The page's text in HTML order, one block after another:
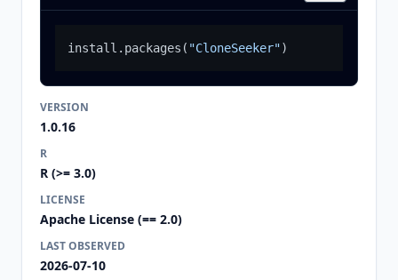
install.packages ( "CloneSeeker")
VERSION
1.0.16
R
R (>= 3.0)
LICENSE
Apache License (== 2.0)
LAST OBSERVED
2026-07-10